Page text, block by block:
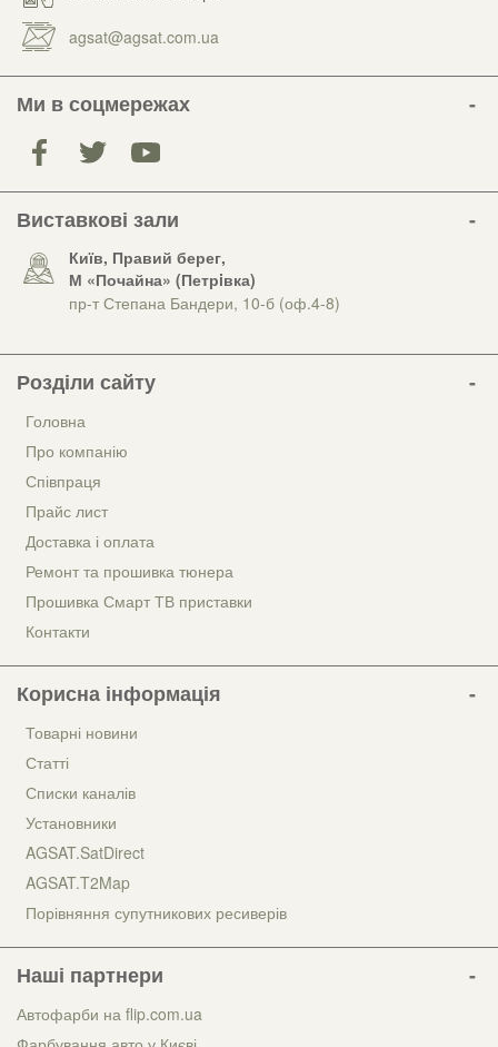
agsat@agsat.com.ua
Ми в соцмережах
Виставкові зали
Київ, Правий берег,
М «Почайна» (Петрiвка)
пр-т Степана Бандери, 10-б (оф.4-8)
Розділи сайту
Головна
Про компанію
Співпраця
Прайс лист
Доставка і оплата
Ремонт та прошивка тюнера
Прошивка Смарт ТВ приставки
Контакти
Корисна інформація
Товарні новини
Статті
Списки каналів
Установники
AGSAT.SatDirect
AGSAT.T2Map
Порівняння супутникових ресиверів
Наші партнери
Автофарби на flip.com.ua